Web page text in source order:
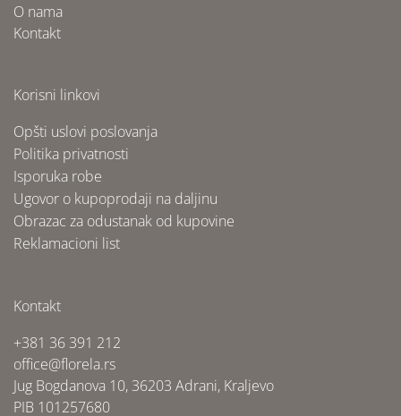
O nama
Kontakt
Korisni linkovi
Opšti uslovi poslovanja
Politika privatnosti
Isporuka robe
Ugovor o kupoprodaji na daljinu
Obrazac za odustanak od kupovine
Reklamacioni list
Kontakt
+381 36 391 212
office@florela.rs
Jug Bogdanova 10, 36203 Adrani, Kraljevo
PIB 101257680